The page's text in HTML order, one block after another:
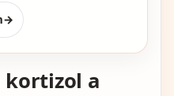
→
kortizol a